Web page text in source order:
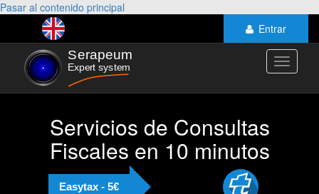
Pasar al contenido principal
Entrar
Toggle
Servicios de Consultas
Fiscales en 10 minutos
Easytax - 5€